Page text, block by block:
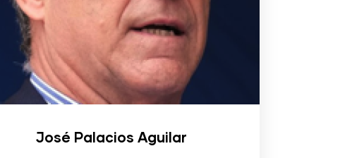
José Palacios Aguilar